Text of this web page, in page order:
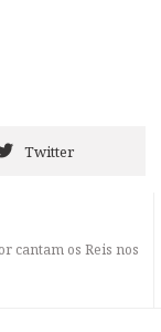
Twitter
cantam os Reis nos